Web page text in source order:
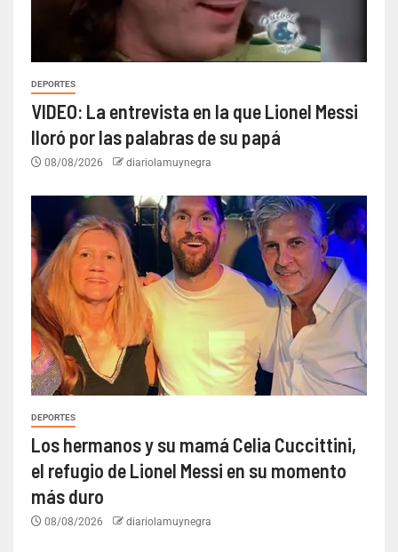
DEPORTES
VIDEO: La entrevista en la que Lionel Messi
lloró por las palabras de su papá
08/08/2026 diariolamuynegra
DEPORTES
Los hermanos y su mamá Celia Cuccittini,
el refugio de Lionel Messi en su momento
más duro
08/08/2026 diariolamuynegra